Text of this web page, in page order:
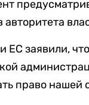
авторитета
ЕС заявили,
право нашей